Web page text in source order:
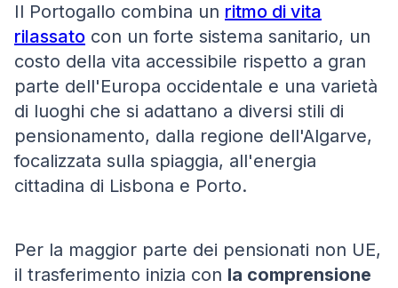
Il Portogallo combina un ritmo di vita
rilassato con un forte sistema sanitario, un
costo della vita accessibile rispetto a gran
parte dell'Europa occidentale e una varietà
di luoghi che si adattano a diversi stili di
pensionamento, dalla regione dell'Algarve,
focalizzata sulla spiaggia, all'energia
cittadina di Lisbona e Porto.
Per la maggior parte dei pensionati non UE,
il trasferimento inizia con la comprensione